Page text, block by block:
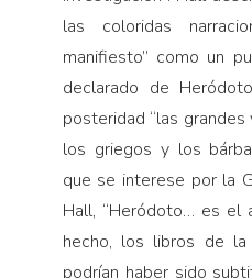
las coloridas
manifiesto” como un
declarado de
posteridad “las
los griegos y los
que se interese por la
Hall, “Heródoto… es el
hecho, los libros de la
podrían haber sido